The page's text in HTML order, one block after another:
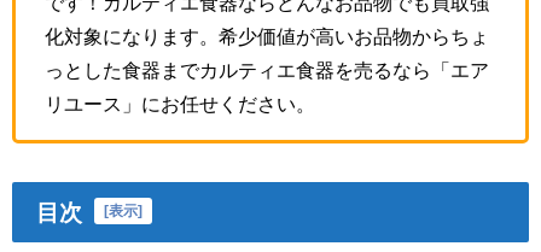
化対象になります。希少価値が高いお品物からちょ
っとした食器までカルティエ食器を売るなら「エア
リユース」にお任せください。
目次 [表示]